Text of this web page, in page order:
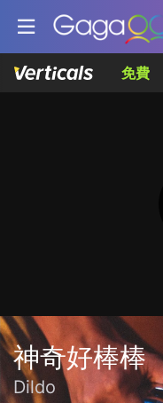
免費
神奇好棒棒
Dildo